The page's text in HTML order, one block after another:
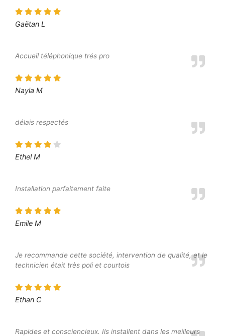
Gaëtan L
Accueil téléphonique trés pro
Nayla M
délais respectés
Ethel M
Installation parfaitement faite
Emile M
Je recommande cette société, intervention de qualité, et le
technicien était très poli et courtois
Ethan C
Rapides et consciencieux. Ils installent dans les meilleurs